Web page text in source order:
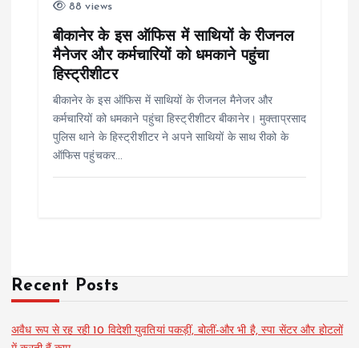
88 views
बीकानेर के इस ऑफिस में साथियों के रीजनल
मैनेजर और कर्मचारियों को धमकाने पहुंचा
हिस्ट्रीशीटर
बीकानेर के इस ऑफिस में साथियों के रीजनल मैनेजर और
कर्मचारियों को धमकाने पहुंचा हिस्ट्रीशीटर बीकानेर। मुक्ताप्रसाद
पुलिस थाने के हिस्ट्रीशीटर ने अपने साथियों के साथ रीको के
ऑफिस पहुंचकर…
Recent Posts
अवैध रूप से रह रही 10 विदेशी युवतियां पकड़ीं, बोलीं-और भी है, स्पा सेंटर और होटलों